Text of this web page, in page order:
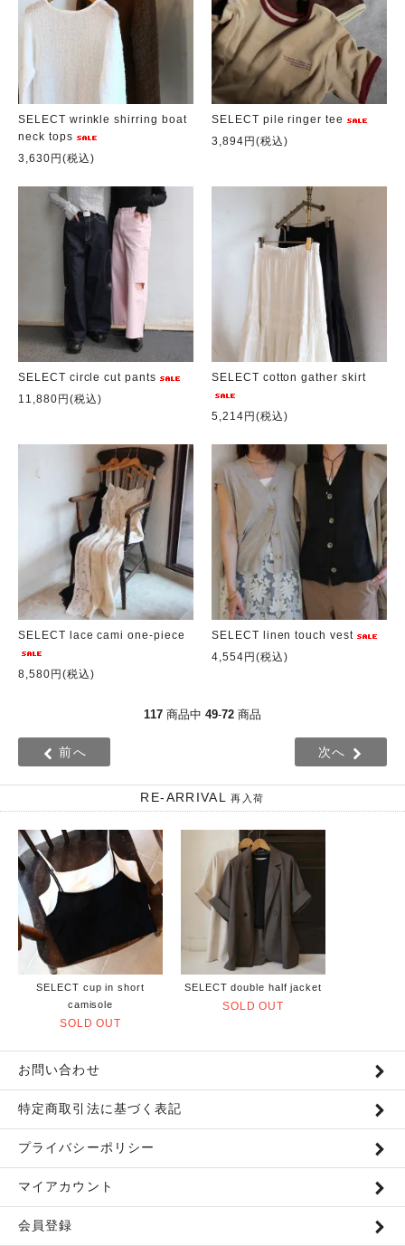
SELECT wrinkle shirring boat
neck tops
3,630円(税込)
SELECT pile ringer tee
3,894円(税込)
SELECT circle cut pants
11,880円(税込)
SELECT cotton gather skirt
5,214円(税込)
SELECT lace cami one-piece
8,580円(税込)
SELECT linen touch vest
4,554円(税込)
117 商品中 49-72 商品
前へ 次へ
RE-ARRIVAL再入荷
SELECT cup in short
camisole
SOLD OUT
SELECT double half jacket
SOLD OUT
お問い合わせ
特定商取引法に基づく表記
プライバシーポリシー
マイアカウント
会員登録